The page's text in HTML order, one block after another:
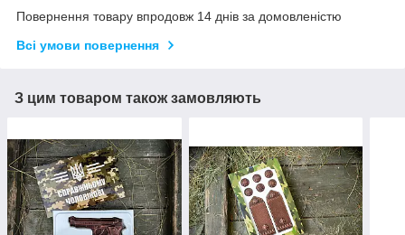
Повернення товару впродовж 14 днів за домовленістю
Всі умови повернення
З цим товаром також замовляють